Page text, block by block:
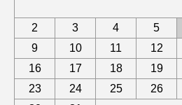
2
3 4 5
9
10 11 12
16
17 18 19
23
24 25 26